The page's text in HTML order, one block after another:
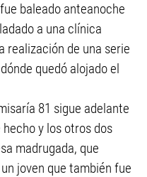
baleado anteanoche
a una clínica
realización de una serie
quedó alojado el
81 sigue adelante
y los otros dos
madrugada, que
joven que también fue